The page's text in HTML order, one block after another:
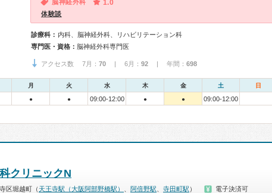
脳神経外科 1.0
体験談
診療科： 内科、脳神経外科、リハビリテーション科
専門医・資格： 脳神経外科専門医
アクセス数 7月： 70 | 6月： 92 | 年間： 698
月 火 水 木 金 土 日
● ● 09:00-12:00 ● ● 09:00-12:00
クリニックN
区堀越町（ 天王寺駅（大阪阿部野橋駅） 阿倍野駅 寺田町駅 ）
電子決済可